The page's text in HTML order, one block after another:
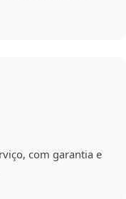
com garantia e